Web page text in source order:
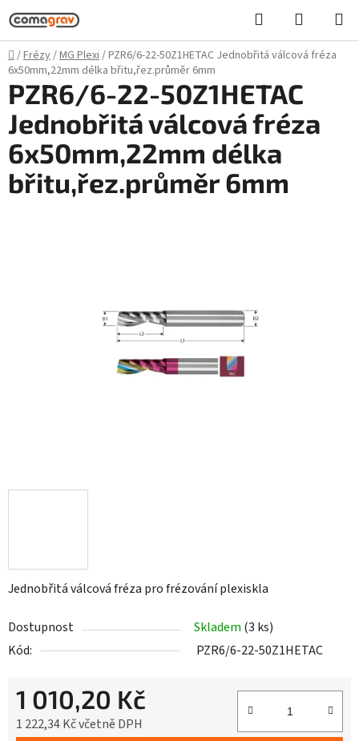
Přejít
na
obsah
Hledat
KOŠÍK
Domů
/Frézy/MG Plexi/PZR6/6-22-50Z1HETAC Jednobřitá válcová fréza
6x50mm,22mm délka břitu,řez.průměr 6mm
Jednobřitá válcová fréza pro frézování plexiskla
Dostupnost Skladem (3 ks)
Kód:
PZR6/6-22-50Z1HETAC
1 010,20 Kč
1 222,34 Kč včetně DPH
PZR6/6-22-50Z1HETAC
Jednobřitá válcová fréza
6x50mm,22mm délka
břitu,řez.průměr 6mm